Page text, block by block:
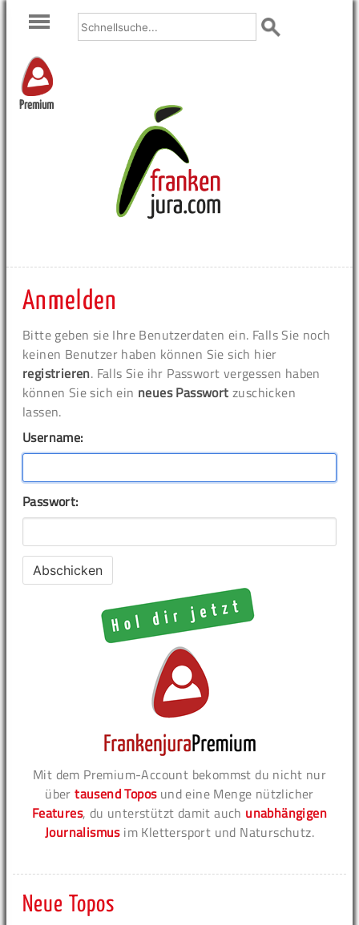
Premium
Anmelden
Bitte geben sie Ihre Benutzerdaten ein. Falls Sie noch
keinen Benutzer haben können Sie sich hier
registrieren. Falls Sie ihr Passwort vergessen haben
können Sie sich ein neues Passwort zuschicken
lassen.
Username:
Passwort:
Mit dem Premium-Account bekommst du nicht nur
übertausend Toposund eine Menge nützlicher
Features, du unterstützt damit auch unabhängigen
Journalismusim Klettersport und Naturschutz.
Neue Topos